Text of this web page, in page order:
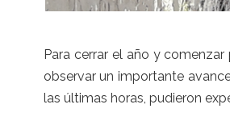
Para cerrar el año y
observar un importante
las últimas horas, pudieron